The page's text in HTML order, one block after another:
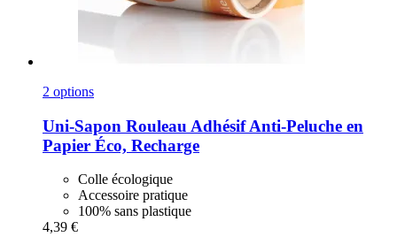
2 options
Uni-Sapon Rouleau Adhésif Anti-​Peluche en
Papier Éco, Recharge
Colle écologique
Accessoire pratique
100% sans plastique
4,39 €